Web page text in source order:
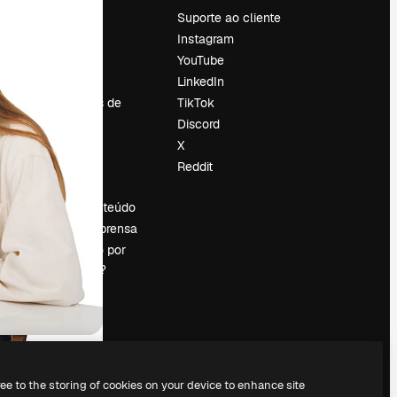
Tendências de
pesquisa
Blog
Eventos
Slidesgo
Vender conteúdo
Sala de imprensa
Procurando por
magnific.ai?
Suporte ao cliente
Instagram
YouTube
LinkedIn
TikTok
Discord
X
Reddit
to the storing of cookies on your device to enhance site